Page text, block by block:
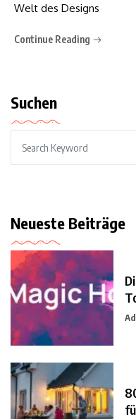
Welt des Designs
Continue Reading
Suchen
Neueste Beiträge